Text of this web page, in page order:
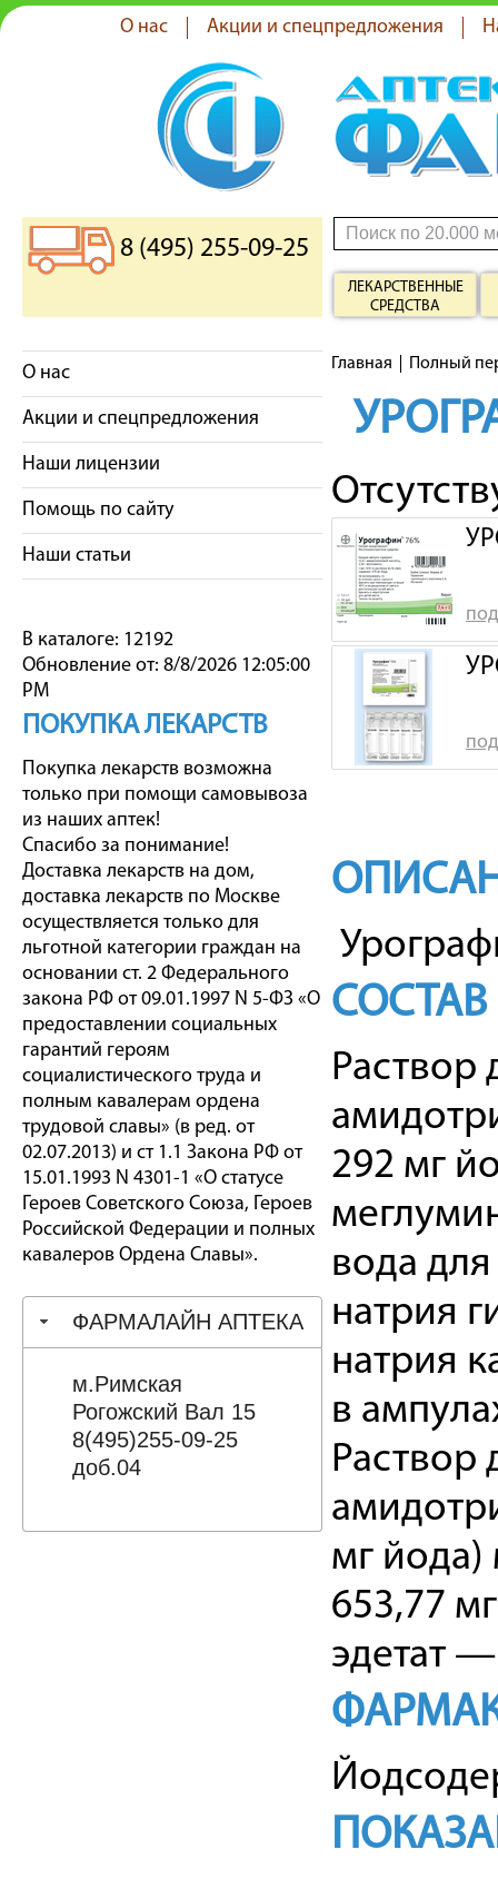
О нас Акции и спецпредложения
8 (495) 255-09-25
ЛЕКАРСТВЕННЫЕ
СРЕДСТВА
О нас
Акции и спецпредложения
Наши лицензии
Помощь по сайту
Наши статьи
В каталоге: 12192
Обновление от: 8/8/2026 12:05:00
PM
ПОКУПКА ЛЕКАРСТВ
Покупка лекарств возможна
только при помощи самовывоза
из наших аптек!
Спасибо за понимание!
Доставка лекарств на дом,
доставка лекарств по Москве
осуществляется только для
льготной категории граждан на
основании ст. 2 Федерального
закона РФ от 09.01.1997 N 5-ФЗ «О
предоставлении социальных
гарантий героям
социалистического труда и
полным кавалерам ордена
трудовой славы» (в ред. от
02.07.2013) и ст 1.1 Закона РФ от
15.01.1993 N 4301-1 «О статусе
Героев Советского Союза, Героев
Российской Федерации и полных
кавалеров Ордена Славы».
ФАРМАЛАЙН АПТЕКА
м.Римская
Рогожский Вал 15
8(495)255-09-25
доб.04
Главная Полный
СОСТАВ
292 мг
вода
натрия
натрия
в
мг
653,77
эдетат